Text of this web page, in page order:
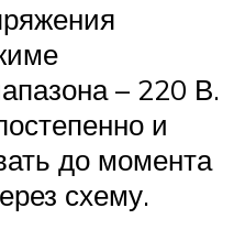
– 220 В.
и
до момента
схему.